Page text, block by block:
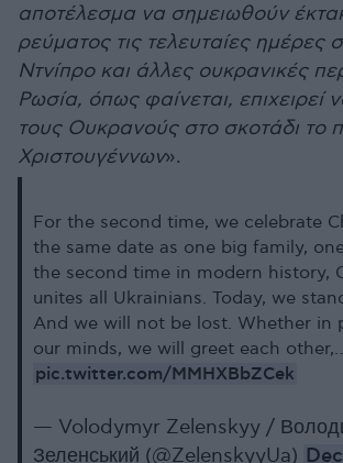
αποτέλεσμα να σημειωθούν
ρεύματος τις τελευταίες ημέρες
Ντνίπρο και άλλες ουκρανικές
Ρωσία, όπως φαίνεται, επιχειρεί
τους Ουκρανούς στο σκοτάδι το
Χριστουγέννων».
For the second time, we celebrate
the same date as one big family,
the second time in modern history,
unites all Ukrainians. Today, we
And we will not be lost. Whether in
our minds, we will greet each
pic.twitter.com/MMHXBbZCek
— Volodymyr Zelenskyy /
Зеленський (@ZelenskyyUa)